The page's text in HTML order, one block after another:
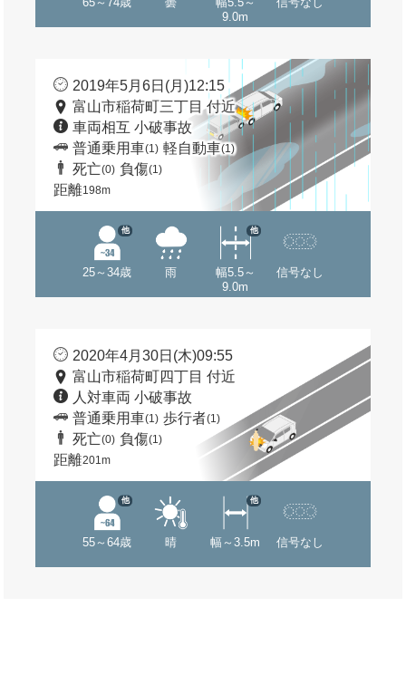
9.0m
2019年5月6日(月)12:15
富山市稲荷町三丁目 付近
車両相互 小破事故
普通乗用車(1) 軽自動車(1)
死亡(0) 負傷(1)
距離198m
25～34歳
他
雨
幅5.5～
9.0m
他
信号なし
2020年4月30日(木)09:55
富山市稲荷町四丁目 付近
人対車両 小破事故
普通乗用車(1) 歩行者(1)
死亡(0) 負傷(1)
距離201m
55～64歳
他
晴 幅～3.5m
他
信号なし